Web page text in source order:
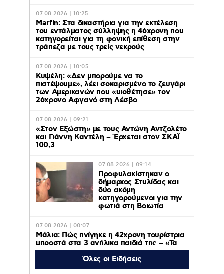
07.08.2026 | 10:25
Marfin: Στα δικαστήρια για την εκτέλεση
του εντάλματος σύλληψης η 46χρονη που
κατηγορείται για τη φονική επίθεση στην
τράπεζα με τους τρείς νεκρούς
07.08.2026 | 10:05
Κυψέλη: «Δεν μπορούμε να το
πιστέψουμε», λέει σοκαρισμένο το ζευγάρι
των Αμερικανών που «υιοθέτησε» τον
26χρονο Αφγανό στη Λέσβο
07.08.2026 | 09:21
«Στον Εξώστη» με τους Αντώνη Αντζολέτο
και Γιάννη Καντέλη – Έρχεται στον ΣΚΑΪ
100,3
07.08.2026 | 09:14
Προφυλακίστηκαν ο
δήμαρχος Στυλίδας και
δύο ακόμη
κατηγορούμενοι για την
φωτιά στη Βοιωτία
07.08.2026 | 00:07
Μάλια: Πώς πνίγηκε η 42χρονη τουρίστρια
μπροστά στα 3 ανήλικα παιδιά της – «Τα
παιδιά φώναζαν και έκλαιγαν, ήταν σε
κατάσταση πανικού»Όλες οι Ειδήσεις